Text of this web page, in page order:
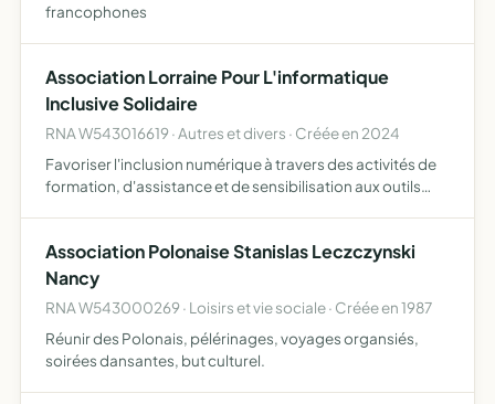
francophones
Association Lorraine Pour L'informatique
Inclusive Solidaire
RNA W543016619 · Autres et divers · Créée en 2024
Favoriser l'inclusion numérique à travers des activités de
formation, d'assistance et de sensibilisation aux outils
Association Polonaise Stanislas Leczczynski
Nancy
RNA W543000269 · Loisirs et vie sociale · Créée en 1987
Réunir des Polonais, pélérinages, voyages organsiés,
soirées dansantes, but culturel.